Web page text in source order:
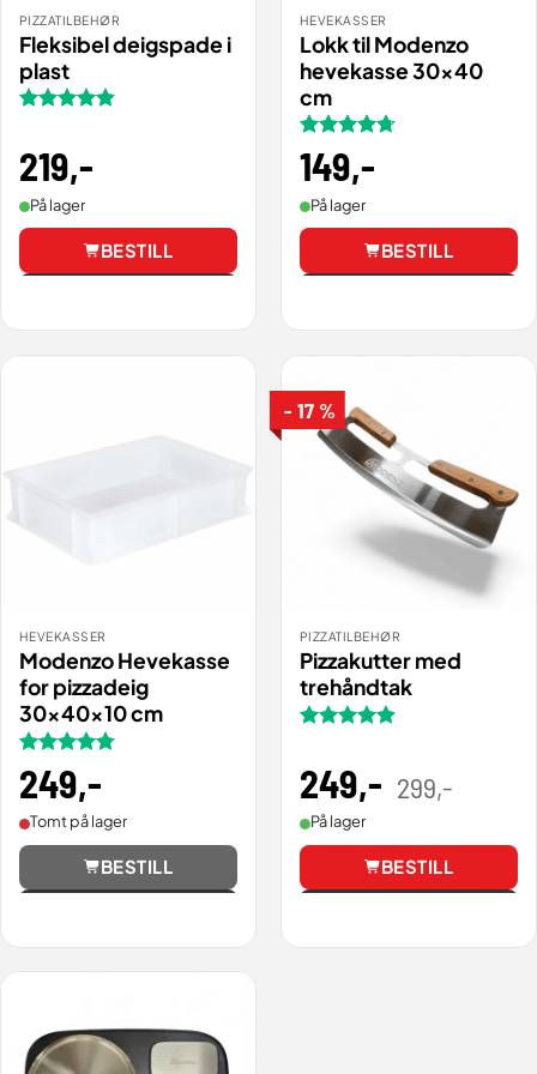
PIZZATILBEHØR
Fleksibel deigspade i
plast
219,-
På lager
BESTILL
HEVEKASSER
Lokk til Modenzo
hevekasse 30×40
cm
Vurdert
4.73av 5
149,-
På lager
BESTILL
HEVEKASSER
Modenzo Hevekasse
for pizzadeig
30x40x10 cm
Vurdert
4.76av 5
249,-
Tomt på lager
BESTILL
- 17 %
PIZZATILBEHØR
Pizzakutter med
trehåndtak
249,- 299,-
På lager
BESTILL